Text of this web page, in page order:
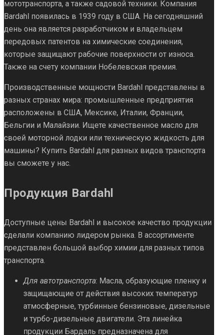
мототранспорта, а также садовой техники. Компания
Bardahl появилась в 1939 году в США. На сегодняшний
день она является разработчиком и владельцем
передовых патентов на химические соединения,
которые защищают рабочие поверхности от износа.
Также на счету компании Нобелевская премия.
Производственные мощности Bardahl представлены в
разных странах мира: промышленные предприятия
расположены в США, Мексике, Италии, Франции,
Бельгии и Малайзии. Ищете качественное масло для
своей моторной лодки или техническую жидкость для
машины? Купить Bardahl для разных видов транспорта
вы сможете у нас.
Продукция Bardahl
Доступные цены Bardahl и высокое качество продукции
сделали компанию лидером рынка. В ассортименте
представлен большой выбор химии для разных типов
транспорта.
Для автотранспорта: Масла, образующие пленку и
защищающие от действия высоких температур
атмосферные, турбинные бензиновые, дизельные
и турбо-дизельные двигатели. Эта линейка
продукции Бардаль предназначена для